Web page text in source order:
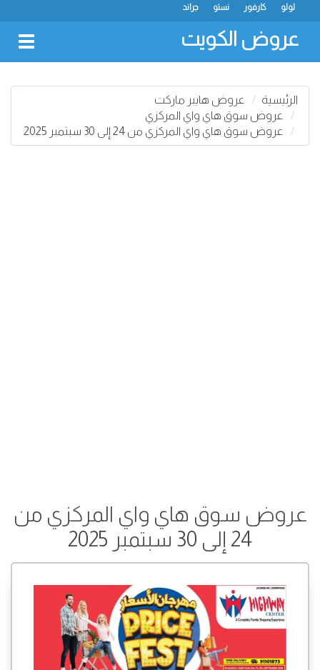
جراند نستو كارفور لولو
عروض الكويت
الرئيسية
عروض هايبر ماركت
عروض سوق هاي واي المركزي
عروض سوق هاي واي المركزي من 24 إلى 30 سبتمبر 2025
عروض سوق هاي واي المركزي من
24 إلى 30 سبتمبر 2025